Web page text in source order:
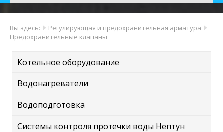
Вы здесь:
Регулирующая и предохранительная арматура
Предохранительные клапаны
Котельное оборудование
Водонагреватели
Водоподготовка
Системы контроля протечки воды Нептун